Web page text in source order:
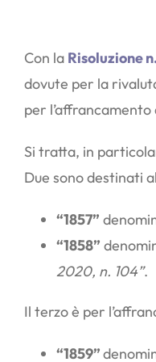
Con la Risoluzione
dovute per la
per
Si tratta, in
Due sono destinati
“1857”
“1858”
2020, n. 104”.
Il terzo è per
“1859”